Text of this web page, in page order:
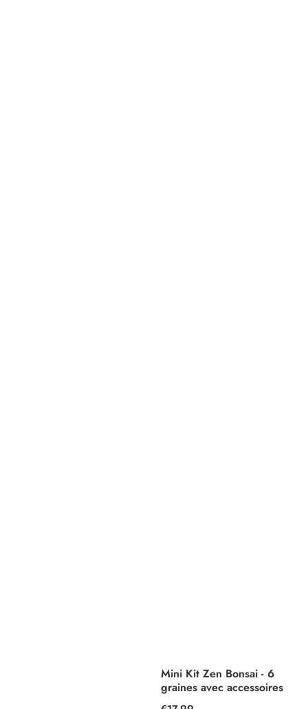
Mini Kit Zen Bonsai - 6
graines avec accessoires